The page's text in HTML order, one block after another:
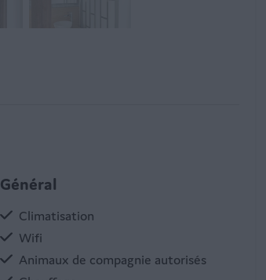
Général
Climatisation
Wifi
Animaux de compagnie autorisés